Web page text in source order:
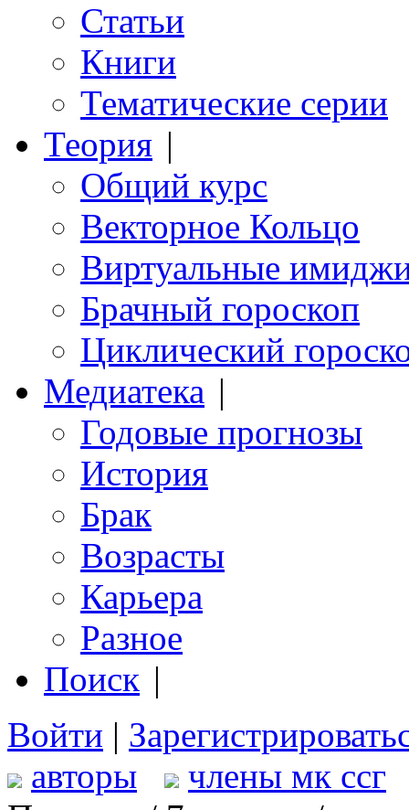
Статьи
Книги
Тематические серии
Теория |
Общий курс
Векторное Кольцо
Виртуальные
Брачный гороскоп
Циклический
Медиатека |
Годовые прогнозы
История
Брак
Возрасты
Карьера
Разное
Поиск |
Войти |
авторы
члены мк ссг